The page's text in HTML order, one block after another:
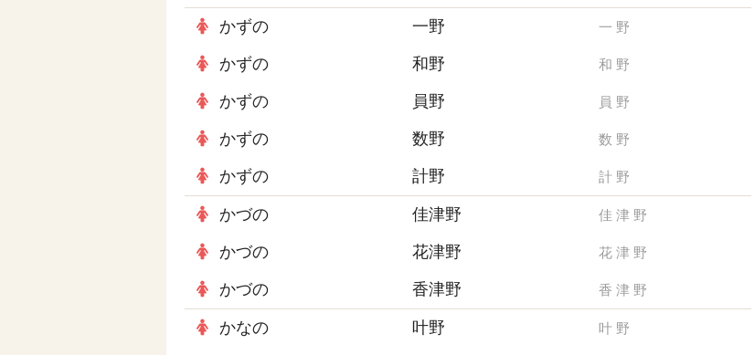
かずの 一野 一 野
かずの 和野 和 野
かずの 員野 員 野
かずの 数野 数 野
かずの 計野 計 野
かづの 佳津野 佳 津 野
かづの 花津野 花 津 野
かづの 香津野 香 津 野
かなの 叶野 叶 野